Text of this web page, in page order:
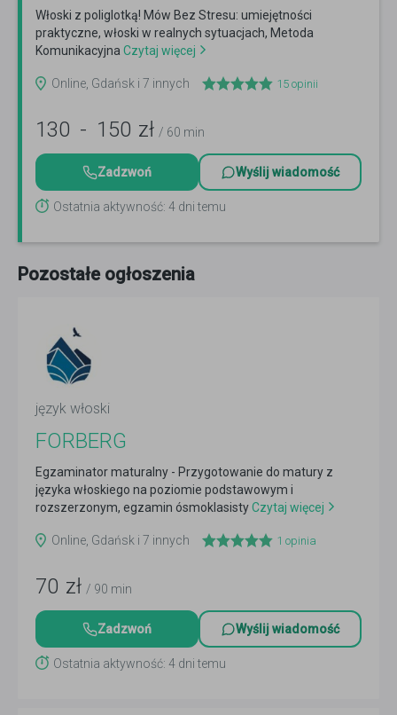
Włoski z poliglotką! Mów Bez Stresu: umiejętności
praktyczne, włoski w realnych sytuacjach, Metoda
Komunikacyjna Czytaj więcej
Online, Gdańsk i 7 innych 15 opinii
130 - 150 zł / 60 min
Zadzwoń Wyślij wiadomość
Ostatnia aktywność: 4 dni temu
Pozostałe ogłoszenia
język włoski
FORBERG
Egzaminator maturalny - Przygotowanie do matury z
języka włoskiego na poziomie podstawowym i
rozszerzonym, egzamin ósmoklasistyCzytaj więcej
Online, Gdańsk i 7 innych 1 opinia
70 zł / 90 min
Zadzwoń Wyślij wiadomość
Ostatnia aktywność: 4 dni temu